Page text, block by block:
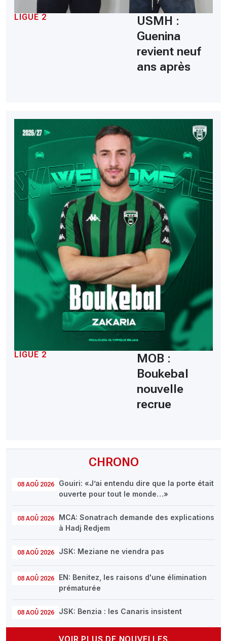
CHRONO
08 AOÛ 2026
Gouiri: «J’ai entendu dire que la porte était
ouverte pour tout le monde…»
08 AOÛ 2026
MCA: Sonatrach demande des explications
à Hadj Redjem
08 AOÛ 2026 JSK: Meziane ne viendra pas
08 AOÛ 2026
EN: Benitez, les raisons d'une élimination
prématurée
08 AOÛ 2026 JSK: Benzia : les Canaris insistent
LIGUE 2
USMH :
Guenina
revient neuf
ans après
LIGUE 2
MOB :
Boukebal
nouvelle
recrue